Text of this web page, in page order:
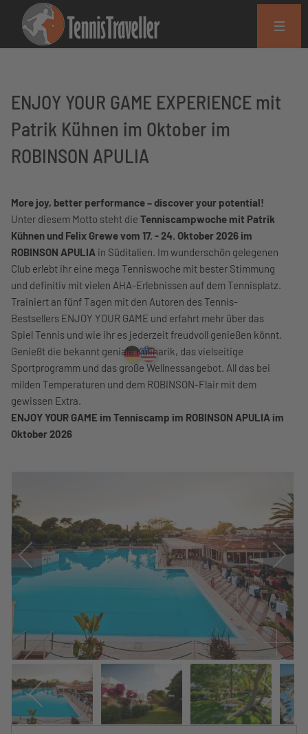
ENJOY YOUR GAME EXPERIENCE mit
Patrik Kühnen im Oktober im
ROBINSON APULIA
More joy, better performance – discover your potential!
Unter diesem Motto steht die Tenniscampwoche mit Patrik
Kühnen und Felix Grewe vom 17. - 24. Oktober 2026 im
ROBINSON APULIA in Süditalien. Im wunderschön gelegenen
Club erlebt ihr eine mega Tenniswoche mit bester Stimmung
und definitiv mit vielen AHA-Erlebnissen auf dem Tennisplatz.
Trainiert an fünf Tagen mit den Autoren des Tennis-
Bestsellers ENJOY YOUR GAME und erfahrt mehr über das
Spiel Tennis und wie ihr es jederzeit freudvoll genießen könnt.
Genießt die bekannt geniale Kulinarik, das vielseitige
Sportprogramm und das große Wellnessangebot. All das bei
milden Temperaturen und dem ROBINSON-Flair mit dem
gewissen Extra.
ENJOY YOUR GAME im Tenniscamp im ROBINSON APULIA im
Oktober 2026